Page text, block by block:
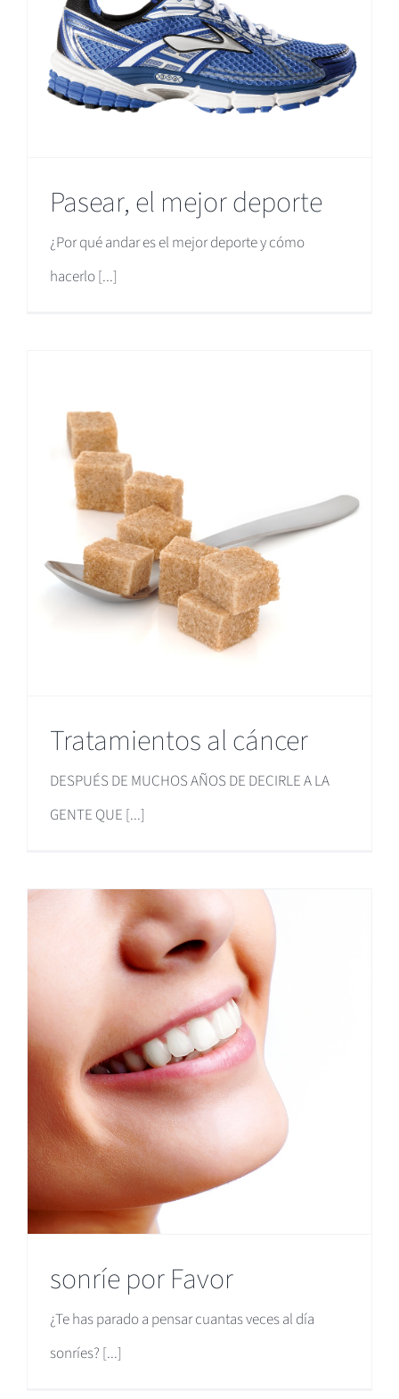
Pasear, el mejor deporte
¿Por qué andar es el mejor deporte y cómo
hacerlo [...]
Tratamientos al cáncer
DESPUÉS DE MUCHOS AÑOS DE DECIRLE A LA
GENTE QUE [...]
sonríe por Favor
¿Te has parado a pensar cuantas veces al día
sonríes? [...]